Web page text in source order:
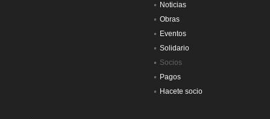
Noticias
Obras
Eventos
Solidario
Socios
Pagos
Hacete socio